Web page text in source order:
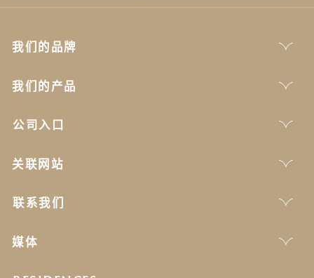
我们的品牌
我们的产品
公司入口
关联网站
联系我们
媒体